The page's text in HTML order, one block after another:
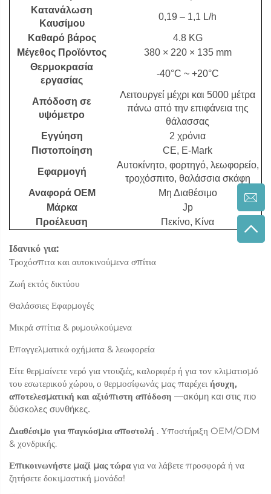
Κατανάλωση
Καυσίμου
0,19 – 1,1 L/h
Καθαρό βάρος
4.8 KG
Μέγεθος Προϊόντος
380 × 220 × 135 mm
Θερμοκρασία
εργασίας
-40°C ~ +20°C
Απόδοση σε
υψόμετρο
Λειτουργεί μέχρι και 5000 μέτρα
πάνω από την επιφάνεια της
θάλασσας
Εγγύηση
2 χρόνια
Πιστοποίηση
CE, E-Mark
Εφαρμογή
Αυτοκίνητο, φορτηγό, λεωφορείο,
τροχόσπιτο, θαλάσσια σκάφη
Αναφορά OEM
Μη Διαθέσιμο
Μάρκα
Jp
Προέλευση
Πεκίνο, Κίνα
Ιδανικό για:
Τροχόσπιτα και αυτοκινούμενα σπίτια
Ζωή εκτός δικτύου
Θαλάσσιες Εφαρμογές
Μικρά σπίτια & ρυμουλκούμενα
Επαγγελματικά οχήματα & λεωφορεία
Είτε θερμαίνετε νερό για ντουζιές, καλοριφέρ ή για τον κλιματισμό
του εσωτερικού χώρου, ο θερμοσίφωνάς μας παρέχει ήσυχη,
αποτελεσματική και αξιόπιστη απόδοση —ακόμη και στις πιο
δύσκολες συνθήκες.
Διαθέσιμο για παγκόσμια αποστολή . Υποστήριξη OEM/ODM
& χονδρικής.
Επικοινωνήστε μαζί μας τώρα για να λάβετε προσφορά ή να
ζητήσετε δοκιμαστική μονάδα!